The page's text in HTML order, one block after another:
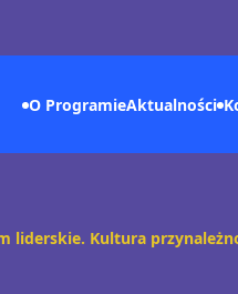
O ProgramieAktualności
liderskie. Kultura